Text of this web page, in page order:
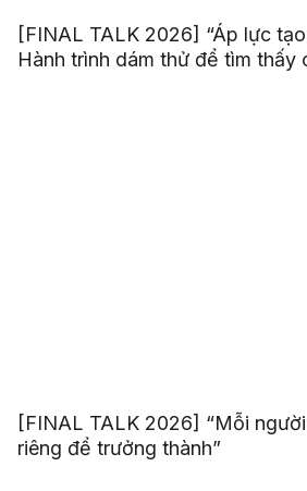
[FINAL TALK 2026] “Áp lực
Hành trình dám thử để tìm thấy
[FINAL TALK 2026] “Mỗi
riêng để trưởng thành”